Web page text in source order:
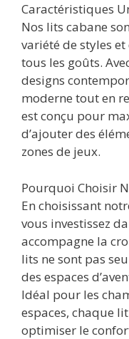
Caractéristiques
Nos lits cabane
variété de styles
tous les goûts.
designs
moderne tout en
est conçu pour
d’ajouter des
zones de jeux.
Pourquoi Choisir
En choisissant
vous investissez
accompagne la
lits ne sont pas
des espaces
Idéal pour les
espaces, chaque
optimiser le